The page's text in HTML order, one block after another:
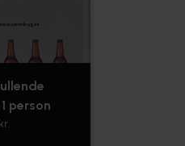
person